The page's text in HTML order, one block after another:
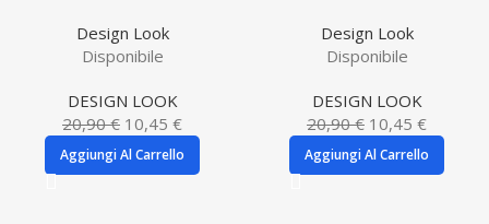
Design Look
Disponibile
DESIGN LOOK
20,90€ 10,45 €
Aggiungi Al Carrello
Design Look
Disponibile
DESIGN LOOK
20,90€ 10,45 €
Aggiungi Al Carrello